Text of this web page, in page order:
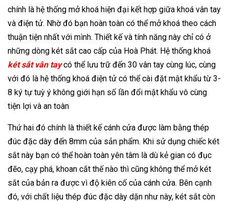
chính là hệ thống mở khoá hiện đại kết hợp giữa khoá vân tay
và điện tử. Nhờ đó bạn hoàn toàn có thể mở khoá theo cách
thuận tiện nhất với mình. Thiết kế và tính năng này chỉ có ở
những dòng két sắt cao cấp của Hoà Phát. Hệ thống khoá
két sắt vân taycó thể lưu trữ đến 30 vân tay cùng lúc, cùng
với đó là hệ thống khoá điện tử có thể cài đặt mật khẩu từ 3-
8 ký tự tuỳ ý không giới hạn số lần đổi mật khẩu vô cùng
tiện lợi và an toàn
Thứ hai đó chính là thiết kế cánh cửa được làm bằng thép
đúc đặc dày đến 8mm của sản phẩm. Khi sử dụng chiếc két
sắt này bạn có thể hoàn toàn yên tâm là dù kẻ gian có đục
đẽo, cạy phá, khoan cắt thế nào thì cũng không thể mở két
sắt của bản ra được vì độ kiên cố của cánh cửa. Bên cạnh
đó, với chất liệu thép đúc đặc dày dặn như này, két sắt còn